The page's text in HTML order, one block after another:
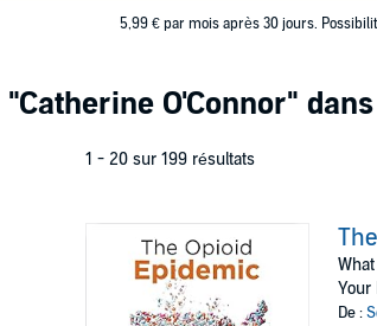
5,99 € par mois après 30 jours.
"Catherine O'Connor"
1 - 20 sur 199 résultats
Your
De :